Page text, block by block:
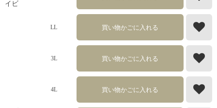
イビ
LL 買い物かごに入れる
3L 買い物かごに入れる
4L 買い物かごに入れる